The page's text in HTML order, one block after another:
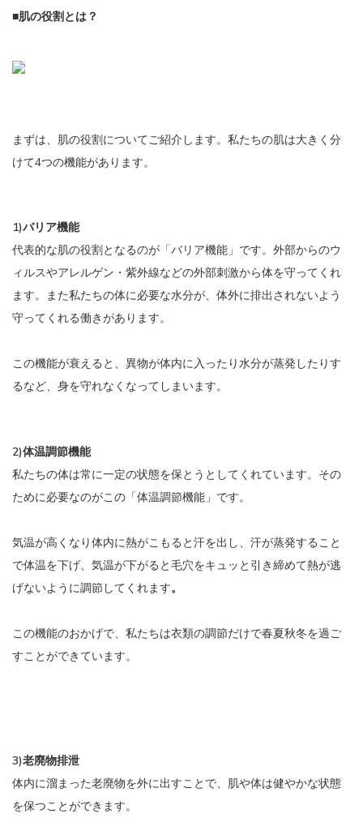
■肌の役割とは？
まずは、肌の役割についてご紹介します。私たちの肌は大きく分
けて4つの機能があります。
1)バリア機能
代表的な肌の役割となるのが「バリア機能」です。外部からのウ
ィルスやアレルゲン・紫外線などの外部刺激から体を守ってくれ
ます。また私たちの体に必要な水分が、体外に排出されないよう
守ってくれる働きがあります。
この機能が衰えると、異物が体内に入ったり水分が蒸発したりす
るなど、身を守れなくなってしまいます。
2)体温調節機能
私たちの体は常に一定の状態を保とうとしてくれています。その
ために必要なのがこの「体温調節機能」です。
気温が高くなり体内に熱がこもると汗を出し、汗が蒸発すること
で体温を下げ、気温が下がると毛穴をキュッと引き締めて熱が逃
げないように調節してくれます。
この機能のおかげで、私たちは衣類の調節だけで春夏秋冬を過ご
すことができています。
3)老廃物排泄
体内に溜まった老廃物を外に出すことで、肌や体は健やかな状態
を保つことができます。